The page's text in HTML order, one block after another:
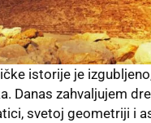
istorije je
Danas zahvaljujem
svetoj geometriji i